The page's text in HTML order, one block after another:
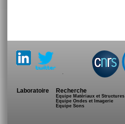
Laboratoire Recherche
Equipe Matériaux et Structures
Equipe Ondes et Imagerie
Equipe Sons